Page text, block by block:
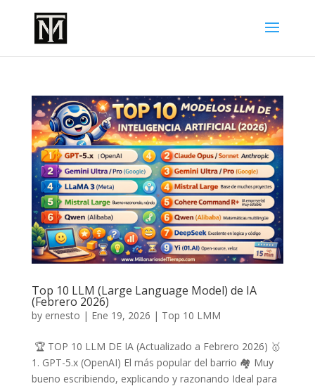
Top 10 LLM (Large Language Model) de IA
(Febrero 2026)
by ernesto | Ene 19, 2026 | Top 10 LMM
🏆 TOP 10 LLM DE IA (Actualizado a Febrero 2026) 🥇
1. GPT-5.x (OpenAI) El más popular del barrio 🏘️ Muy
bueno escribiendo, explicando y razonando Ideal para